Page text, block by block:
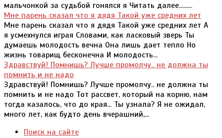
мальчонкой за судьбой гонялся я Читать далее.........
Мне парень сказал что я дядя Такой уже средних лет
Мне парень сказал что я дядя Такой уже средних лет А
я усмехнулся играя Словами, как ласковый зверь Ты
думаешь молодость вечна Она лишь дает тепло Но
жизнь товарищ бесконечна И молодость...
Здравствуй! Помнишь? Лучше промолчу.. не должна ты
помнить и не надо
Здравствуй! Помнишь? Лучше промолчу.. не должна ты
помнить и не надо Тот рассвет, который на корню, нам
тогда казалось, что до края... Ты узнала? Я не ожидал,
много лет, как будто день вчерашний,...
Поиск на сайте